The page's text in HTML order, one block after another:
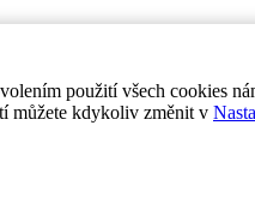
použití všech cookies
můžete kdykoliv změnit v